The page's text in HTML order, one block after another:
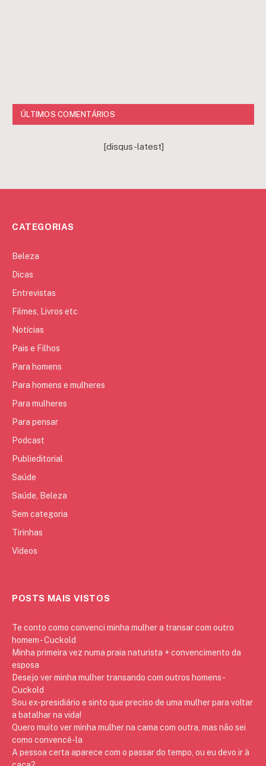
ÚLTIMOS COMENTÁRIOS
[disqus-latest]
CATEGORIAS
Beleza
Dicas
Entrevistas
Filmes, Livros etc
Notícias
Pais e Filhos
Para homens
Para homens e mulheres
Para mulheres
Para pensar
Podcast
Publieditorial
Saúde
Saúde, Beleza
Sem categoria
Tirinhas
Vídeos
POSTS MAIS VISTOS
Te conto como convenci minha mulher a transar com outro
homem - Cuckold
Minha primeira vez numa praia naturista + convencimento da
esposa
Desejo ver minha mulher transando com outros homens -
Cuckold
Sou ex-presidiário e sinto que preciso de uma mulher para voltar
a batalhar na vida!
Quero muito ver minha mulher na cama com outra, mas não sei
como convencê-la
A pessoa certa aparece com o passar do tempo, ou eu devo ir à